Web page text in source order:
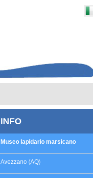
INFO
Museo lapidario marsicano
Avezzano (AQ)